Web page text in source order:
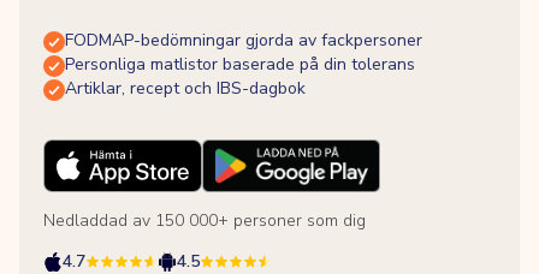
FODMAP-bedömningar gjorda av fackpersoner
Personliga matlistor baserade på din tolerans
Artiklar, recept och IBS-dagbok
Nedladdad av 150 000+ personer som dig
4.7
4.5